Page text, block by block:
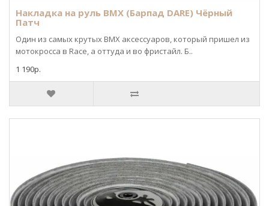
Накладка на руль BMX (Барпад DARE) Чёрный
Патч
Один из самых крутых BMX аксессуаров, который пришел из
мотокросса в Race, а оттуда и во фристайл. Б..
1 190р.